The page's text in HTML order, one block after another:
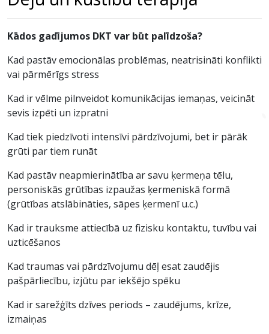
Kādos gadījumos DKT var būt palīdzoša?
Kad pastāv emocionālas problēmas, neatrisināti konflikti
vai pārmērīgs stress
Kad ir vēlme pilnveidot komunikācijas iemaņas, veicināt
sevis izpēti un izpratni
Kad tiek piedzīvoti intensīvi pārdzīvojumi, bet ir pārāk
grūti par tiem runāt
Kad pastāv neapmierinātība ar savu ķermeņa tēlu,
personiskās grūtības izpaužas ķermeniskā formā
(grūtības atslābināties, sāpes ķermenī u.c.)
Kad ir trauksme attiecībā uz fizisku kontaktu, tuvību vai
uzticēšanos
Kad traumas vai pārdzīvojumu dēļ esat zaudējis
pašpārliecību, izjūtu par iekšējo spēku
Kad ir sarežģīts dzīves periods – zaudējums, krīze,
izmaiņas